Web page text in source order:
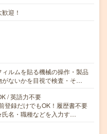
迎！
ィルムを貼る機械の操作・製品
がないかを目視で検査・そ…
/ 英語力不要
登録だけでもOK！履歴書不要
名・職種などを入力す…